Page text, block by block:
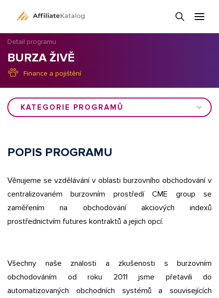
Detail programu
BURZA ŽIVĚ
Finance a pojištění
KATEGORIE PROGRAMŮ
POPIS PROGRAMU
Věnujeme se vzdělávání v oblasti burzovního obchodování v
centralizovaném burzovním prostředí CME group se
zaměřením na obchodování akciových indexů
prostřednictvím futures kontraktů a jejich opcí.
Všechny naše znalosti a zkušenosti s burzovním
obchodováním od roku 2011 jsme přetavili do
automatizovaných obchodních systémů a souvisejících